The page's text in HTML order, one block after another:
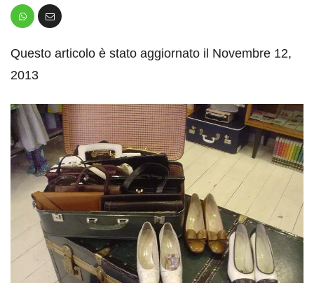
Questo articolo è stato aggiornato il Novembre 12,
2013